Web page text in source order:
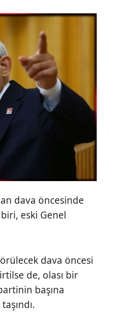
dava öncesinde
eski Genel
dava öncesi
de, olası bir
başına